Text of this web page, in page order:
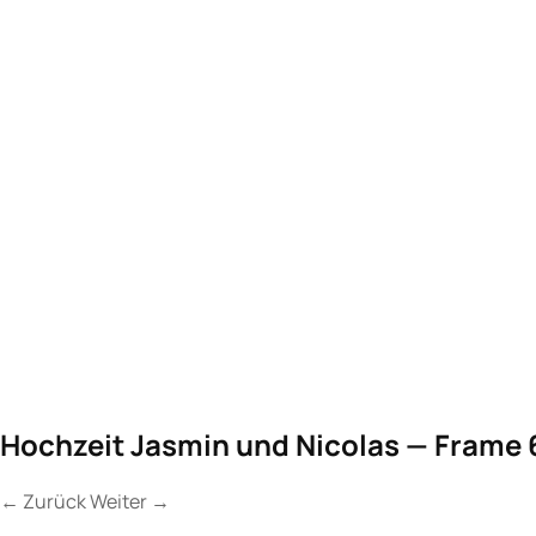
Hochzeit Jasmin und Nicolas — Frame
← ZurückWeiter →